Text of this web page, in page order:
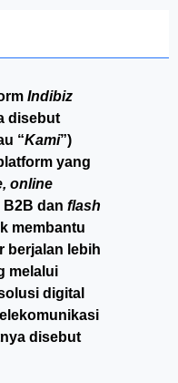
Indibiz
disebut
“Kami”)
yang
online
B2B dan flash
membantu
berjalan lebih
melalui
digital
disebut